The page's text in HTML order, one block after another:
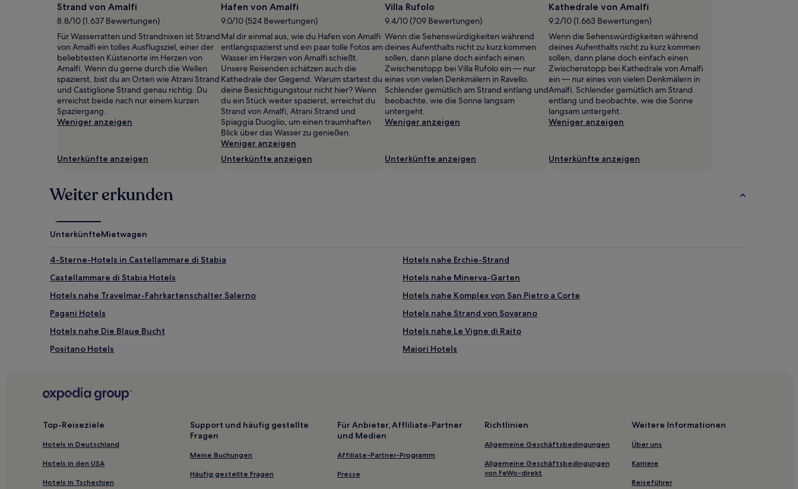
Verfügbarkeiten
können
ändern.
Es
können
zusätzliche
Bedingungen
gelten.
Strand von Amalfi
8.8/10 (1.637 Bewertungen)
Für Wasserratten und Strandnixen ist Strand
von Amalfi ein tolles Ausflugsziel, einer der
beliebtesten Küstenorte im Herzen von
Amalfi. Wenn du gerne durch die Wellen
spazierst, bist du an Orten wie Atrani Strand
und Castiglione Strand genau richtig. Du
erreichst beide nach nur einem kurzen
Spaziergang.
Weniger anzeigen
Unterkünfte anzeigen
Hafen von Amalfi
9.0/10 (524 Bewertungen)
Mal dir einmal aus, wie du Hafen von Amalfi
entlangspazierst und ein paar tolle Fotos am
Wasser im Herzen von Amalfi schießt.
Unsere Reisenden schätzen auch die
Kathedrale der Gegend. Warum startest du
deine Besichtigungstour nicht hier? Wenn
du ein Stück weiter spazierst, erreichst du
Strand von Amalfi, Atrani Strand und
Spiaggia Duoglio, um einen traumhaften
Blick über das Wasser zu genießen.
Weniger anzeigen
Unterkünfte anzeigen
Villa Rufolo
9.4/10 (709 Bewertungen)
Wenn die Sehenswürdigkeiten während
deines Aufenthalts nicht zu kurz kommen
sollen, dann plane doch einfach einen
Zwischenstopp bei Villa Rufolo ein — nur
eines von vielen Denkmälern in Ravello.
Schlender gemütlich am Strand entlang und
beobachte, wie die Sonne langsam
untergeht.
Weniger anzeigen
Unterkünfte anzeigen
Kathedrale von Amalfi
9.2/10 (1.663 Bewertungen)
Wenn die Sehenswürdigkeiten während
deines Aufenthalts nicht zu kurz kommen
sollen, dann plane doch einfach einen
Zwischenstopp bei Kathedrale von Amalfi
ein — nur eines von vielen Denkmälern in
Amalfi. Schlender gemütlich am Strand
entlang und beobachte, wie die Sonne
langsam untergeht.
Weniger anzeigen
Unterkünfte anzeigen
Weiter erkunden
UnterkünfteMietwagen
4-Sterne-Hotels in Castellammare di Stabia
Hotels nahe Erchie-Strand
Castellammare di Stabia Hotels
Hotels nahe Minerva-Garten
Hotels nahe Travelmar-Fahrkartenschalter Salerno
Hotels nahe Komplex von San Pietro a Corte
Pagani Hotels
Hotels nahe Strand von Sovarano
Hotels nahe Die Blaue Bucht
Hotels nahe Le Vigne di Raito
Positano Hotels
Maiori Hotels
Amalfi Hotels
Hotels nahe Spiaggia di Ciglio
Hotels nahe Cantine Marisa Cuomo
Hotels nahe Ausgrabungsstätte Stabia
Marini Hotels
Hotels nahe Salerno Maritime Terminal
Rione Duomo: Hotels
Top-Reiseziele
Hotels in Deutschland
Hotels in den USA
Hotels in Tschechien
Support und häufig gestellte
Fragen
Meine Buchungen
Häufig gestellte Fragen
Für Anbieter, Affliliate-Partner
und Medien
Affiliate-Partner-Programm
Presse
Richtlinien
Allgemeine Geschäftsbedingungen
Allgemeine Geschäftsbedingungen
von FeWo-direkt
Weitere Informationen
Über uns
Karriere
Reiseführer